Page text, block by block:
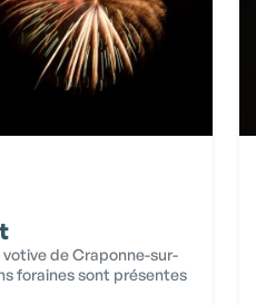
de Craponne-sur-
foraines sont présentes